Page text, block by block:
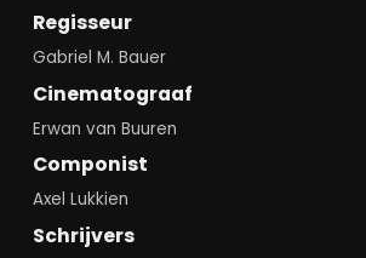
Regisseur
Gabriel M. Bauer
Cinematograaf
Erwan van Buuren
Componist
Axel Lukkien
Schrijvers